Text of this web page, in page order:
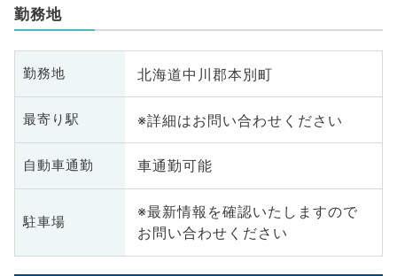
勤務地
勤務地 北海道中川郡本別町
最寄り駅 ※詳細はお問い合わせください
自動車通勤 車通勤可能
駐車場
※最新情報を確認いたしますので
お問い合わせください